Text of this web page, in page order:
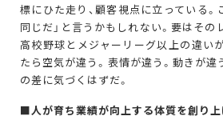
標にひた走り、顧客視点に立っている。
同じだ」と言うかもしれない。要はその
高校野球とメジャーリーグ以上の違い
たら空気が違う。表情が違う。動きが違
の差に気づくはずだ。
■人が育ち業績が向上する体質を創り